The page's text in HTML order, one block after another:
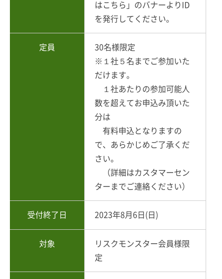
はこちら」のバナーよりID
を発行してください。
定員
30名様限定
※１社５名までご参加いた
だけます。
１社あたりの参加可能人
数を超えてお申込み頂いた
分は
有料申込となりますの
で、あらかじめご了承くだ
さい。
（詳細はカスタマーセン
ターまでご連絡ください）
受付終了日 2023年8月6日(日)
対象
リスクモンスター会員様限
定